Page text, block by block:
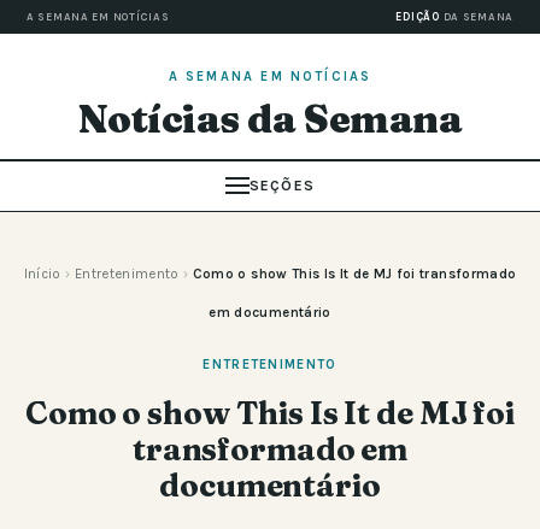
A SEMANA EM NOTÍCIAS EDIÇÃO DA SEMANA
A SEMANA EM NOTÍCIAS
Notícias da Semana
SEÇÕES
Início › Entretenimento › Como o show This Is It de MJ foi transformado
em documentário
ENTRETENIMENTO
Como o show This Is It de MJ foi
transformado em
documentário